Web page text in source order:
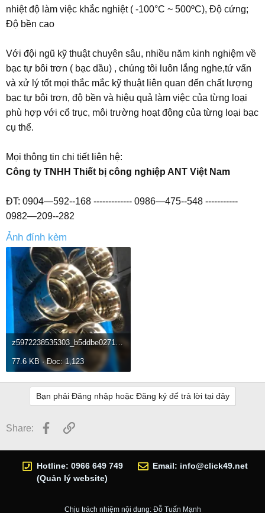
nhiệt độ làm việc khắc nghiệt ( -100°C ~ 500ºC), Độ cứng;
Độ bền cao
Với đội ngũ kỹ thuật chuyên sâu, nhiều năm kinh nghiệm về
bạc tự bôi trơn ( bạc dầu) , chúng tôi luôn lắng nghe,tứ vấn
và xử lý tốt mọi thắc mắc kỹ thuật liên quan đến chất lượng
bạc tự bôi trơn, độ bền và hiệu quả làm việc của từng loại
phù hợp với cổ trục, môi trường hoạt động của từng loại bạc
cụ thể.
Mọi thông tin chi tiết liên hệ:
Công ty TNHH Thiết bị công nghiệp ANT Việt Nam
ĐT: 0904—592--168 ------------- 0986—475--548 -----------
0982—209--282
Ảnh đính kèm
z5972238535303_b5ddbe027179bbdde6a2ff44c17539f6.webp
77.6 KB · Đọc: 1,123
Bạn phải Đăng nhập hoặc Đăng ký để trả lời tại đây
Share: Facebook
Link
Hotline: 0966 649 749
(Quản lý website)
Email: info@click49.net
Chịu trách nhiệm nội dung: Đỗ Tuấn Mạnh